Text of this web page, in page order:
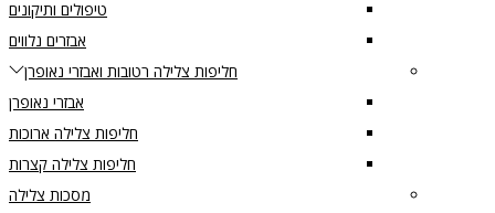
טיפולים ותיקונים
אבזרים נלווים
חליפות צלילה רטובות ואבזרי נאופרן
אבזרי נאופרן
חליפות צלילה ארוכות
חליפות צלילה קצרות
מסכות צלילה